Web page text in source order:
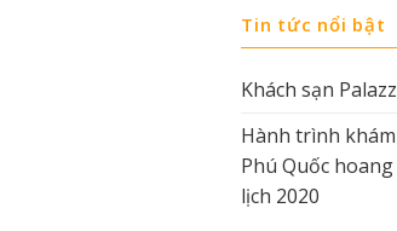
Tin tức nổi bật
Khách sạn
Hành trình
Phú Quốc
lịch 2020